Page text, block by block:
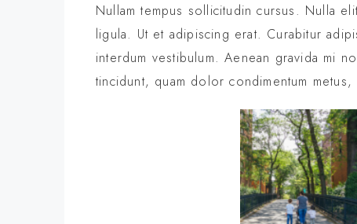
Nullam tempus sollicitudin cursus. Nulla
ligula. Ut et adipiscing erat. Curabitur
interdum vestibulum. Aenean gravida mi
tincidunt, quam dolor condimentum